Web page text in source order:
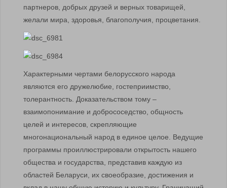
партнеров, добрых друзей и верных товарищей,
желали мира, здоровья, благополучия, процветания.
Характерными чертами белорусского народа
являются его дружелюбие, гостеприимство,
толерантность. Доказательством тому –
взаимопонимание и добрососедство, общность
целей и интересов, скрепляющие
многонациональный народ в единое целое. Ведущие
программы проиллюстрировали открытость нашего
общества и государства, представив каждую из
областей Беларуси, их своеобразие, достижения и